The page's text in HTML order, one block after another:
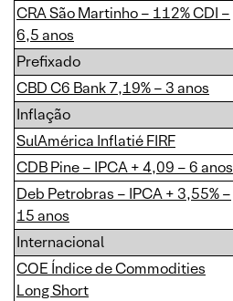
CRA São Martinho – 112% CDI –
6,5 anos
Prefixado
CBD C6 Bank 7,19% – 3 anos
Inflação
SulAmérica Inflatié FIRF
CDB Pine – IPCA + 4,09 – 6 anos
Deb Petrobras – IPCA + 3,55% –
15 anos
Internacional
COE Índice de Commodities
Long Short